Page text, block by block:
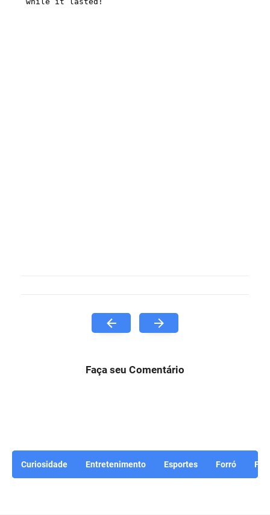
Faça seu Comentário
Curiosidade Entretenimento Esportes Forró